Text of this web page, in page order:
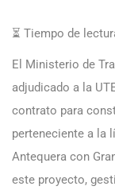
⏳ Tiempo de
El Ministerio de
adjudicado a la
contrato para
perteneciente a la
Antequera con
este proyecto,